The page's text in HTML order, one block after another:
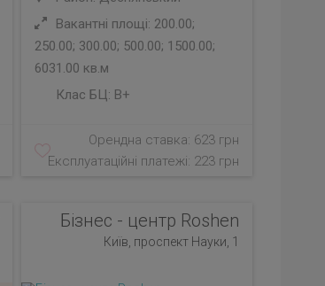
Вакантні площі: 200.00;
250.00; 300.00; 500.00; 1500.00;
6031.00 кв.м
Клас БЦ: B+
Орендна ставка: 623 грн
Експлуатаційні платежі: 223 грн
Бізнес - центр Roshen
Київ, проспект Науки, 1